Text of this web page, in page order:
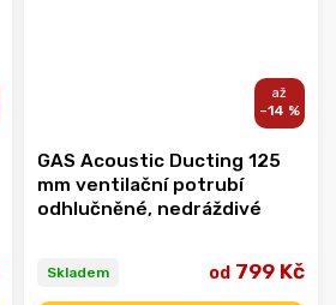
–14 %
GAS Acoustic Ducting 125
mm ventilační potrubí
odhlučněné, nedráždivé
Skladem od 799 Kč